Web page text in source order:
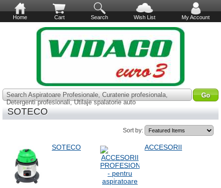
Home Cart Search Wish List My Account
Search Aspiratoare Profesionale, Curatenie profesionala,
Detergenti profesionali, Utilaje spalatorie auto
SOTECO
Sort by:
SOTECO ACCESORII